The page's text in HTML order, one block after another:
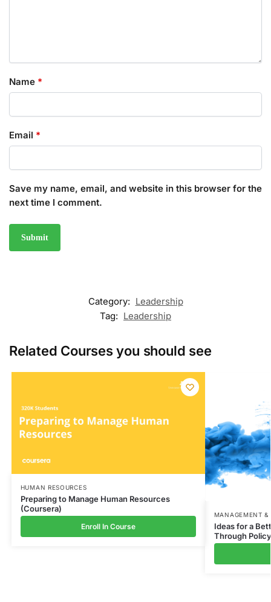
Name *
Email *
Save my name, email, and website in this browser for the
next time I comment.
Category: Leadership
Tag: Leadership
Related Courses you should see
HUMAN RESOURCES
Preparing to Manage Human Resources
(Coursera)
Enroll In Course
MANAGEMENT &
Ideas for a
Through